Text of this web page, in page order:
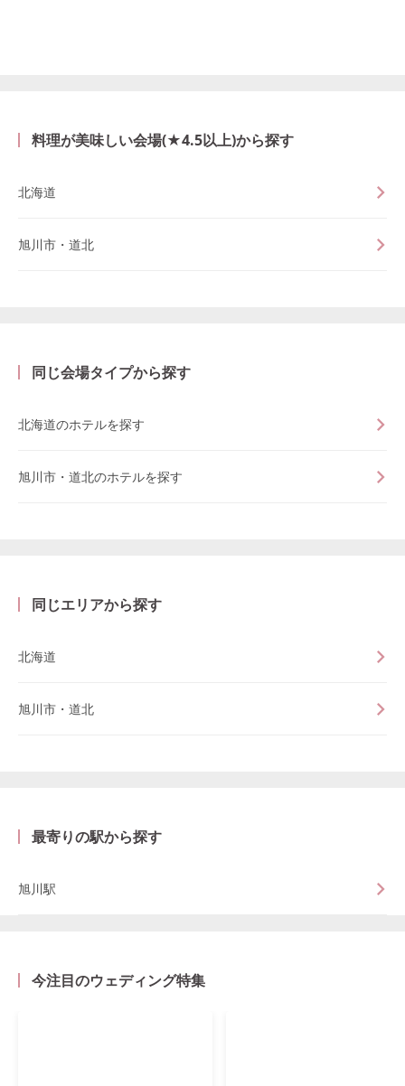
料理が美味しい会場(★4.5以上)から探す
北海道
旭川市・道北
同じ会場タイプから探す
北海道のホテルを探す
旭川市・道北のホテルを探す
同じエリアから探す
北海道
旭川市・道北
最寄りの駅から探す
旭川駅
今注目のウェディング特集